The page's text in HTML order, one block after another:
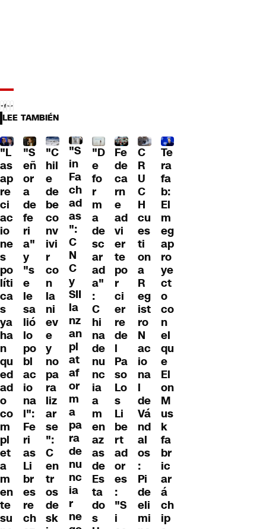
LEE TAMBIÉN
"L
as
ap
re
ci
ac
io
ne
s
po
líti
ca
s
ya
ha
n
qu
ed
ad
o
co
m
pl
et
a
m
en
te
su
"S
eñ
or
a
de
fe
ri
a"
y
"s
e
le
sa
lió
lo
po
bl
ac
io
na
l":
Fe
ri
as
Li
br
es
re
ch
"C
hil
e
de
be
co
nv
ivi
r
co
n
la
ni
ev
e
y
no
pa
ra
liz
ar
se
":
C
en
tr
os
de
sk
"S
in
Fa
ch
ad
as
":
C
N
C
y
SII
la
nz
an
pl
at
af
or
m
a
pa
ra
de
nu
nc
ia
r
ne
"D
e
fo
r
m
a
de
sc
ar
ad
a"
:
C
hi
na
de
nu
nc
ia
a
m
en
az
as
de
Es
ta
do
s
Fe
de
ca
rn
e
ad
vi
er
te
po
r
ci
er
re
de
l
Pa
so
Lo
s
Li
be
rt
ad
or
es
:
"S
i
C
R
U
C
H
cu
es
ti
on
a
R
eg
ist
ro
N
ac
io
na
l
de
Vá
nd
al
os
:
Pi
de
eli
mi
Te
ra
fa
b:
El
m
eg
ap
ro
ye
ct
o
co
n
el
qu
e
El
on
M
us
k
fa
br
ic
ar
á
ch
ip